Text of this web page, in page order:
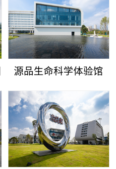
源品生命科学体验馆